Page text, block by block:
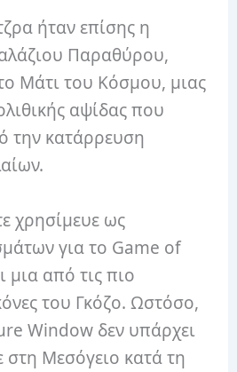
ήταν επίσης η
Παραθύρου,
Μάτι του Κόσμου, μιας
αψίδας που
την κατάρρευση
χρησίμευε ως
για το Game of
μια από τις πιο
του Γκόζο. Ωστόσο,
Window δεν υπάρχει
στη Μεσόγειο κατά τη